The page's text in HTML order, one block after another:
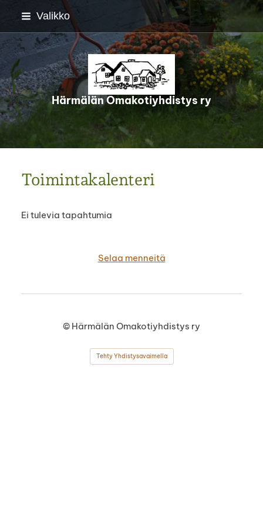
Siirry
sisältöön
Valikko
Härmälän Omakotiyhdistys ry
Toimintakalenteri
Ei tulevia tapahtumia
Selaa menneitä
© Härmälän Omakotiyhdistys ry
Tehty Yhdistysavaimella